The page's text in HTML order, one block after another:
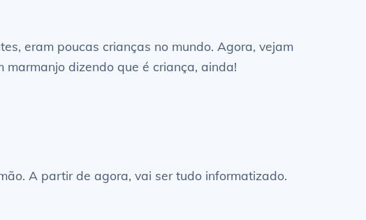
eram poucas crianças no mundo. Agora, vejam
dizendo que é criança, ainda!
A partir de agora, vai ser tudo informatizado.